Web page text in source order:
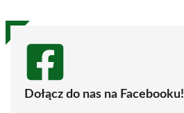
Dołącz do nas na Facebooku!